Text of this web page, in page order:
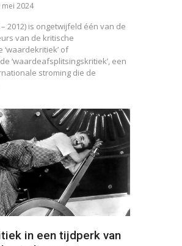
mei 2024
2012) is ongetwijfeld één van de
van de kritische
of
‘waardeafsplitsingskritiek’, een
stroming die de
in een tijdperk van